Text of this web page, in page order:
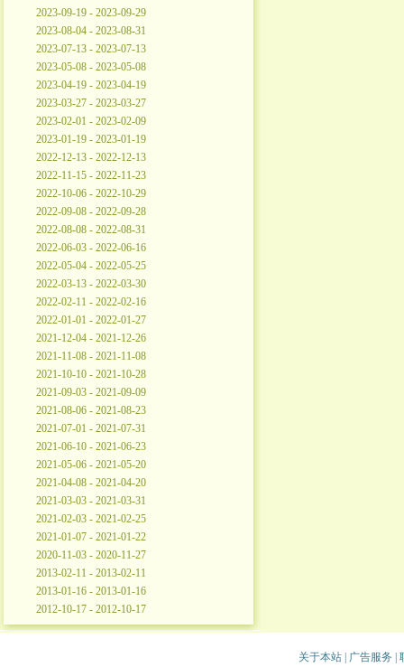
2023-09-19 - 2023-09-29
2023-08-04 - 2023-08-31
2023-07-13 - 2023-07-13
2023-05-08 - 2023-05-08
2023-04-19 - 2023-04-19
2023-03-27 - 2023-03-27
2023-02-01 - 2023-02-09
2023-01-19 - 2023-01-19
2022-12-13 - 2022-12-13
2022-11-15 - 2022-11-23
2022-10-06 - 2022-10-29
2022-09-08 - 2022-09-28
2022-08-08 - 2022-08-31
2022-06-03 - 2022-06-16
2022-05-04 - 2022-05-25
2022-03-13 - 2022-03-30
2022-02-11 - 2022-02-16
2022-01-01 - 2022-01-27
2021-12-04 - 2021-12-26
2021-11-08 - 2021-11-08
2021-10-10 - 2021-10-28
2021-09-03 - 2021-09-09
2021-08-06 - 2021-08-23
2021-07-01 - 2021-07-31
2021-06-10 - 2021-06-23
2021-05-06 - 2021-05-20
2021-04-08 - 2021-04-20
2021-03-03 - 2021-03-31
2021-02-03 - 2021-02-25
2021-01-07 - 2021-01-22
2020-11-03 - 2020-11-27
2013-02-11 - 2013-02-11
2013-01-16 - 2013-01-16
2012-10-17 - 2012-10-17
关于本站| 广告服务